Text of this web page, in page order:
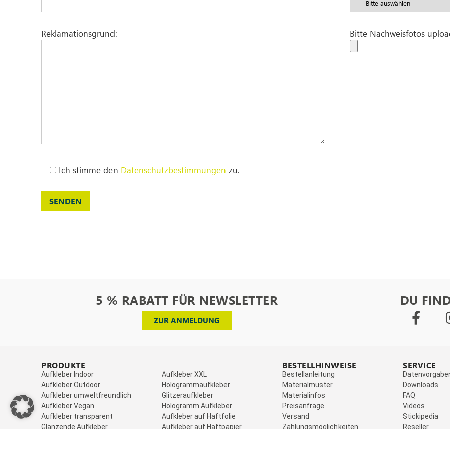
Reklamationsgrund: Bitte Nachweisfotos
Ich stimme den Datenschutzbestimmungen zu.
5 % RABATT FÜR NEWSLETTER
ZUR ANMELDUNG
DU
PRODUKTE
Aufkleber Indoor
Aufkleber Outdoor
Aufkleber umweltfreundlich
Aufkleber Vegan
Aufkleber transparent
Glänzende Aufkleber
Aufkleber XXL
Hologrammaufkleber
Glitzeraufkleber
Hologramm Aufkleber
Aufkleber auf Haftfolie
Aufkleber auf Haftpapier
BESTELLHINWEISE
Bestellanleitung
Materialmuster
Materialinfos
Preisanfrage
Versand
Zahlungsmöglichkeiten
SERVICE
Downloads
FAQ
Videos
Stickipedia
Reseller